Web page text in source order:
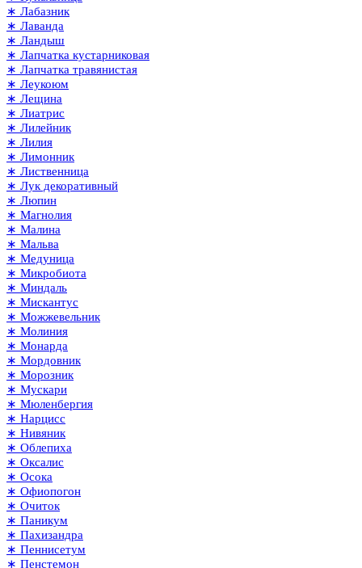
∗ Лабазник
∗ Лаванда
∗ Ландыш
∗ Лапчатка кустарниковая
∗ Лапчатка травянистая
∗ Леукоюм
∗ Лещина
∗ Лиатрис
∗ Лилейник
∗ Лилия
∗ Лимонник
∗ Лиственница
∗ Лук декоративный
∗ Люпин
∗ Магнолия
∗ Малина
∗ Мальва
∗ Медуница
∗ Микробиота
∗ Миндаль
∗ Мискантус
∗ Можжевельник
∗ Молиния
∗ Монарда
∗ Мордовник
∗ Морозник
∗ Мускари
∗ Мюленбергия
∗ Нарцисс
∗ Нивяник
∗ Облепиха
∗ Оксалис
∗ Осока
∗ Офиопогон
∗ Очиток
∗ Паникум
∗ Пахизандра
∗ Пеннисетум
∗ Пенстемон